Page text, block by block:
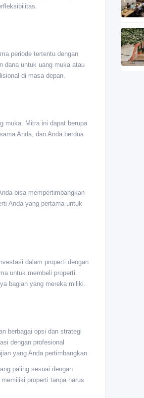
periode tertentu dengan
dana untuk uang muka atau
di masa depan.
muka. Mitra ini dapat berupa
Anda, dan Anda berdua
bisa mempertimbangkan
Anda yang pertama untuk
dalam properti dengan
untuk membeli properti.
bagian yang mereka miliki.
berbagai opsi dan strategi
dengan profesional
yang Anda pertimbangkan.
paling sesuai dengan
properti tanpa harus